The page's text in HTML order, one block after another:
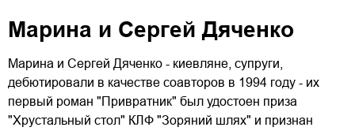
Марина и Сергей Дяченко
Марина и Сергей Дяченко - киевляне, супруги,
дебютировали в качестве соавторов в 1994 году - их
первый роман "Привратник" был удостоен приза
"Хрустальный стол" КЛФ "Зоряний шлях" и признан